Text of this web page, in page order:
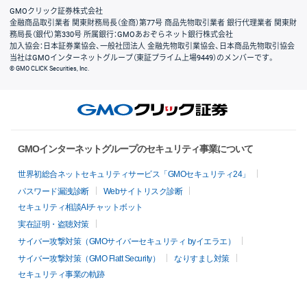
GMOクリック証券株式会社
金融商品取引業者 関東財務局長（金商）第77号 商品先物取引業者 銀行代理業者 関東財
務局長（銀代）第330号 所属銀行：GMOあおぞらネット銀行株式会社
加入協会：日本証券業協会、一般社団法人 金融先物取引業協会、日本商品先物取引協会
当社はGMOインターネットグループ（東証プライム上場9449）のメンバーです。
© GMO CLICK Securities, Inc.
GMOインターネットグループのセキュリティ事業について
世界初総合ネットセキュリティサービス「GMOセキュリティ24」
パスワード漏洩診断
Webサイトリスク診断
セキュリティ相談AIチャットボット
実在証明・盗聴対策
サイバー攻撃対策（GMOサイバーセキュリティ byイエラエ）
サイバー攻撃対策（GMO Flatt Security）
なりすまし対策
セキュリティ事業の軌跡